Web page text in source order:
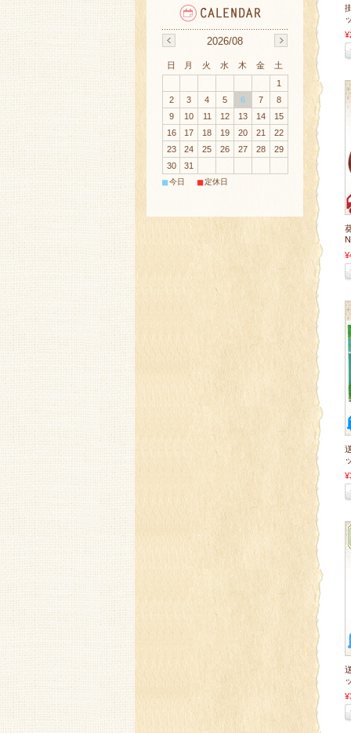
2026/08
日 月 火 水 木 金
土
1
2
3 4 5 6 7
8
9
10 11 12 13 14
15
16
17 18 19 20 21
22
23
24 25 26 27 28
29
30
31
■今日 ■定休日